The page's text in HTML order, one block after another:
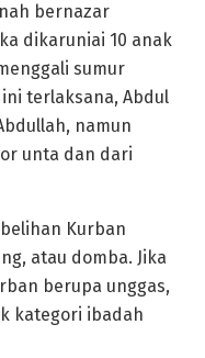
bernazar
dikaruniai 10 anak
sumur
terlaksana, Abdul
namun
unta dan dari
Kurban
atau domba. Jika
berupa unggas,
kategori ibadah